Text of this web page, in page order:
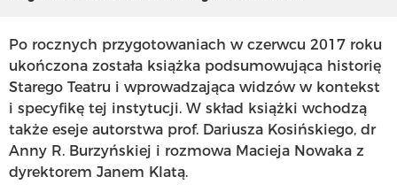
Po rocznych przygotowaniach w czerwcu 2017 roku
ukończona została książka podsumowująca historię
Starego Teatru i wprowadzająca widzów w kontekst
i specyfikę tej instytucji. W skład książki wchodzą
także eseje autorstwa prof. Dariusza Kosińskiego, dr
Anny R. Burzyńskiej i rozmowa Macieja Nowaka z
dyrektorem Janem Klatą.